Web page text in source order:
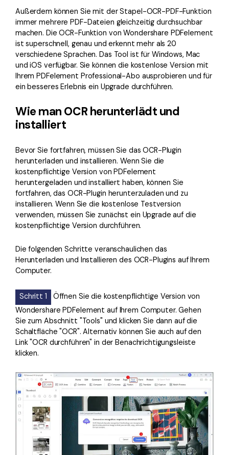
Außerdem können Sie mit der Stapel-OCR-PDF-Funktion
immer mehrere PDF-Dateien gleichzeitig durchsuchbar
machen. Die OCR-Funktion von Wondershare PDFelement
ist superschnell, genau und erkennt mehr als 20
verschiedene Sprachen. Das Tool ist für Windows, Mac
und iOS verfügbar. Sie können die kostenlose Version mit
Ihrem PDFelement Professional-Abo ausprobieren und für
ein besseres Erlebnis ein Upgrade durchführen.
Wie man OCR herunterlädt und
installiert
Bevor Sie fortfahren, müssen Sie das OCR-Plugin
herunterladen und installieren. Wenn Sie die
kostenpflichtige Version von PDFelement
heruntergeladen und installiert haben, können Sie
fortfahren, das OCR-Plugin herunterzuladen und zu
installieren. Wenn Sie die kostenlose Testversion
verwenden, müssen Sie zunächst ein Upgrade auf die
kostenpflichtige Version durchführen.
Die folgenden Schritte veranschaulichen das
Herunterladen und Installieren des OCR-Plugins auf Ihrem
Computer.
Schritt 1
Öffnen Sie die kostenpflichtige Version von
Wondershare PDFelement auf Ihrem Computer. Gehen
Sie zum Abschnitt "Tools" und klicken Sie dann auf die
Schaltfläche "OCR". Alternativ können Sie auch auf den
Link "OCR durchführen" in der Benachrichtigungsleiste
klicken.